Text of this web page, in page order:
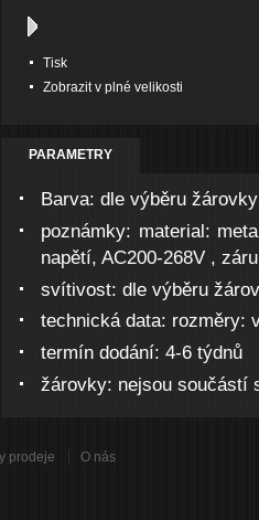
Tisk
Zobrazit v plné velikosti
PARAMETRY
Barva: dle výběru žárovky
poznámky: material:
napětí, AC200-268V ,
svítivost: dle výběru
technická data: rozměry:
termín dodání: 4-6 týdnů
žárovky: nejsou součástí
prodeje
O nás